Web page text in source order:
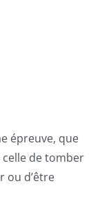
épreuve, que
de tomber
ou d’être